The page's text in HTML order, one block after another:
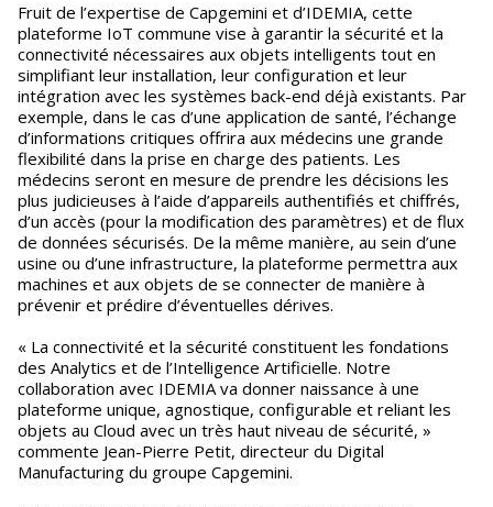
Fruit de l’expertise de Capgemini et d’IDEMIA, cette
plateforme IoT commune vise à garantir la sécurité et la
connectivité nécessaires aux objets intelligents tout en
simplifiant leur installation, leur configuration et leur
intégration avec les systèmes back-end déjà existants. Par
exemple, dans le cas d’une application de santé, l’échange
d’informations critiques offrira aux médecins une grande
flexibilité dans la prise en charge des patients. Les
médecins seront en mesure de prendre les décisions les
plus judicieuses à l’aide d’appareils authentifiés et chiffrés,
d’un accès (pour la modification des paramètres) et de flux
de données sécurisés. De la même manière, au sein d’une
usine ou d’une infrastructure, la plateforme permettra aux
machines et aux objets de se connecter de manière à
prévenir et prédire d’éventuelles dérives.
« La connectivité et la sécurité constituent les fondations
des Analytics et de l’Intelligence Artificielle. Notre
collaboration avec IDEMIA va donner naissance à une
plateforme unique, agnostique, configurable et reliant les
objets au Cloud avec un très haut niveau de sécurité, »
commente Jean-Pierre Petit, directeur du Digital
Manufacturing du groupe Capgemini.